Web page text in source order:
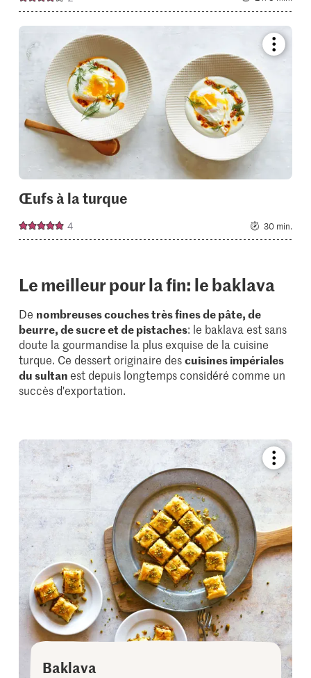
recipe
to
your
Œufs à la turque
4 30 min.
Le meilleur pour la fin: le baklava
De nombreuses couches très fines de pâte, de
beurre, de sucre et de pistaches: le baklava est sans
doute la gourmandise la plus exquise de la cuisine
turque. Ce dessert originaire descuisines impériales
du sultanest depuis longtemps considéré comme un
succès d'exportation.
recipe
add
to
your
Baklava